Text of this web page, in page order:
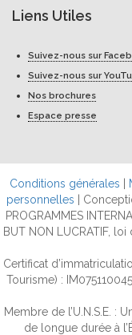
Liens Utiles
Suivez-nous sur
Suivez-nous sur
Nos brochures
Espace presse
Conditions générales
personnelles |
PROGRAMMES
BUT NON LUCRATIF,
Certificat
Tourisme) :
Membre de l’U.N.S.E. :
de longue durée à